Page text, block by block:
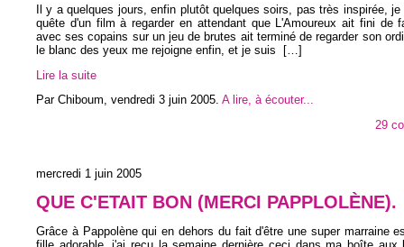
Il y a quelques jours, enfin plutôt quelques soirs, pas très inspirée,
quête d'un film à regarder en attendant que L'Amoureux ait fini de
avec ses copains sur un jeu de brutes ait terminé de regarder son
le blanc des yeux me rejoigne enfin, et je suis
[…]
Lire la suite
Par Chiboum, vendredi 3 juin 2005. A lire, à écouter...
29
mercredi 1 juin 2005
QUE C'ETAIT BON (MERCI PAPPLOLÈNE).
Grâce à Pappolène qui en dehors du fait d'être une super marraine